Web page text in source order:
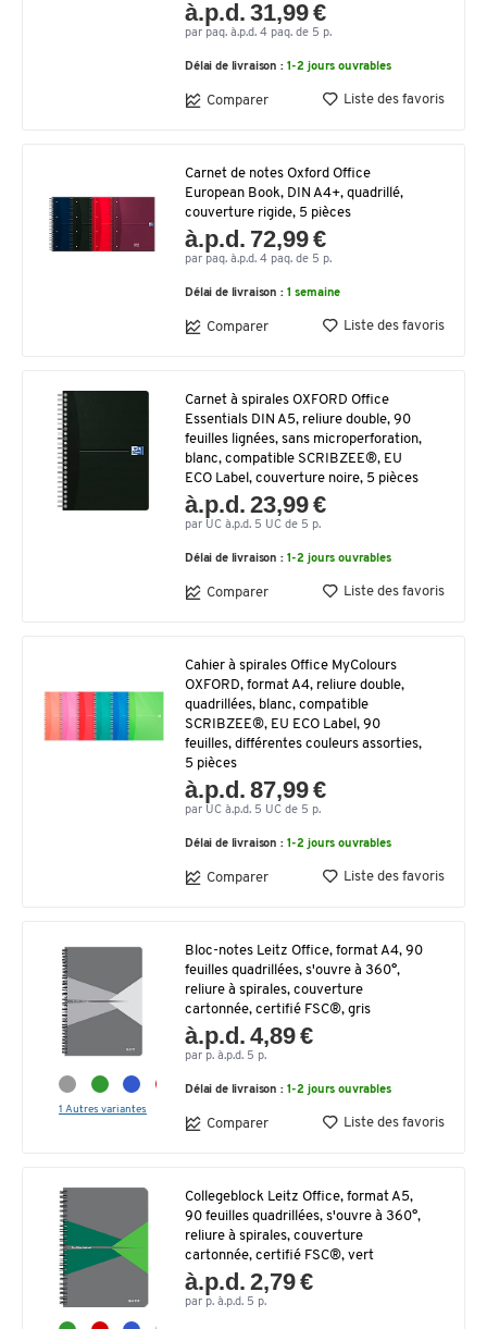
à.p.d. 31,99 €
par paq. à.p.d. 4 paq. de 5 p.
Délai de livraison : 1-2 jours ouvrables
Comparer Liste des favoris
Carnet de notes Oxford Office
European Book, DIN A4+, quadrillé,
couverture rigide, 5 pièces
à.p.d. 72,99 €
par paq. à.p.d. 4 paq. de 5 p.
Délai de livraison : 1 semaine
Comparer Liste des favoris
Carnet à spirales OXFORD Office
Essentials DIN A5, reliure double, 90
feuilles lignées, sans microperforation,
blanc, compatible SCRIBZEE®, EU
ECO Label, couverture noire, 5 pièces
à.p.d. 23,99 €
par UC à.p.d. 5 UC de 5 p.
Délai de livraison : 1-2 jours ouvrables
Comparer Liste des favoris
Cahier à spirales Office MyColours
OXFORD, format A4, reliure double,
quadrillées, blanc, compatible
SCRIBZEE®, EU ECO Label, 90
feuilles, différentes couleurs assorties,
5 pièces
à.p.d. 87,99 €
par UC à.p.d. 5 UC de 5 p.
Délai de livraison : 1-2 jours ouvrables
Comparer Liste des favoris
1 Autres variantes
Bloc-notes Leitz Office, format A4, 90
feuilles quadrillées, s'ouvre à 360°,
reliure à spirales, couverture
cartonnée, certifié FSC®, gris
à.p.d. 4,89 €
par p. à.p.d. 5 p.
Délai de livraison : 1-2 jours ouvrables
Comparer Liste des favoris
Collegeblock Leitz Office, format A5,
90 feuilles quadrillées, s'ouvre à 360°,
reliure à spirales, couverture
cartonnée, certifié FSC®, vert
à.p.d. 2,79 €
par p. à.p.d. 5 p.